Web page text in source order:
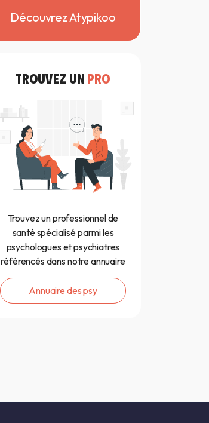
Découvrez Atypikoo
TROUVEZ UN PRO
Trouvez un professionnel de
santé spécialisé parmi les
psychologues et psychiatres
référencés dans notre annuaire
Annuaire des psy